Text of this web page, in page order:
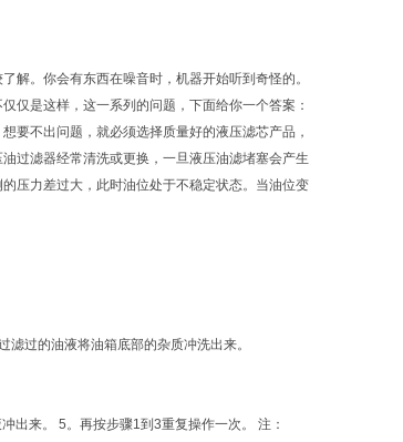
解。你会有东西在噪音时，机器开始听到奇怪的。
仅是这样，这一系列的问题，下面给你一个答案：
要不出问题，就必须选择质量好的液压滤芯产品，
过滤器经常清洗或更换，一旦液压油滤堵塞会产生
压力差过大，此时油位处于不稳定状态。当油位变
过的油液将油箱底部的杂质冲洗出来。
出来。 5。再按步骤1到3重复操作一次。 注：